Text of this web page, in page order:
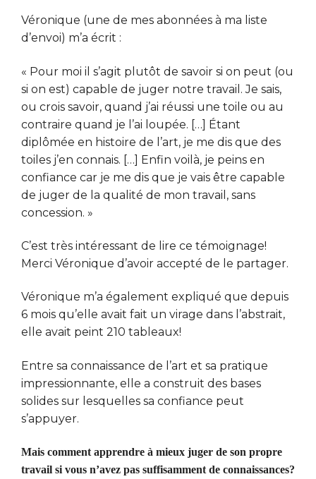
Véronique (une de mes abonnées à ma liste
d’envoi) m’a écrit :
« Pour moi il s’agit plutôt de savoir si on peut (ou
si on est) capable de juger notre travail. Je sais,
ou crois savoir, quand j’ai réussi une toile ou au
contraire quand je l’ai loupée. […] Étant
diplômée en histoire de l’art, je me dis que des
toiles j’en connais. […] Enfin voilà, je peins en
confiance car je me dis que je vais être capable
de juger de la qualité de mon travail, sans
concession. »
C’est très intéressant de lire ce témoignage!
Merci Véronique d’avoir accepté de le partager.
Véronique m’a également expliqué que depuis
6 mois qu’elle avait fait un virage dans l’abstrait,
elle avait peint 210 tableaux!
Entre sa connaissance de l’art et sa pratique
impressionnante, elle a construit des bases
solides sur lesquelles sa confiance peut
s’appuyer.
Mais comment apprendre à mieux juger de son propre
travail si vous n’avez pas suffisamment de connaissances?